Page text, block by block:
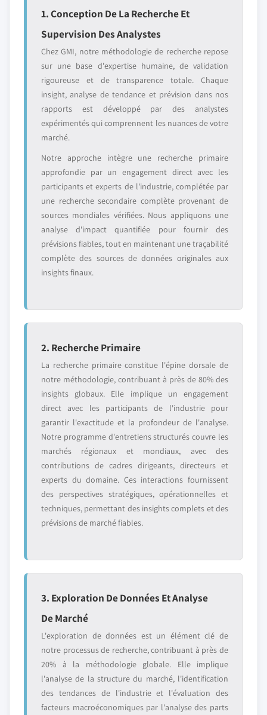
1. Conception De La Recherche Et
Supervision Des Analystes
Chez GMI, notre méthodologie de recherche repose
sur une base d'expertise humaine, de validation
rigoureuse et de transparence totale. Chaque
insight, analyse de tendance et prévision dans nos
rapports est développé par des analystes
expérimentés qui comprennent les nuances de votre
marché.
Notre approche intègre une recherche primaire
approfondie par un engagement direct avec les
participants et experts de l'industrie, complétée par
une recherche secondaire complète provenant de
sources mondiales vérifiées. Nous appliquons une
analyse d'impact quantifiée pour fournir des
prévisions fiables, tout en maintenant une traçabilité
complète des sources de données originales aux
insights finaux.
2. Recherche Primaire
La recherche primaire constitue l'épine dorsale de
notre méthodologie, contribuant à près de 80% des
insights globaux. Elle implique un engagement
direct avec les participants de l'industrie pour
garantir l'exactitude et la profondeur de l'analyse.
Notre programme d'entretiens structurés couvre les
marchés régionaux et mondiaux, avec des
contributions de cadres dirigeants, directeurs et
experts du domaine. Ces interactions fournissent
des perspectives stratégiques, opérationnelles et
techniques, permettant des insights complets et des
prévisions de marché fiables.
3. Exploration De Données Et Analyse
De Marché
L'exploration de données est un élément clé de
notre processus de recherche, contribuant à près de
20% à la méthodologie globale. Elle implique
l'analyse de la structure du marché, l'identification
des tendances de l'industrie et l'évaluation des
facteurs macroéconomiques par l'analyse des parts